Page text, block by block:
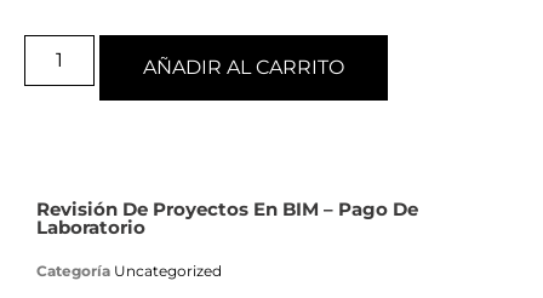
AÑADIR AL CARRITO
Revisión De Proyectos En BIM – Pago De
Laboratorio
Categoría Uncategorized